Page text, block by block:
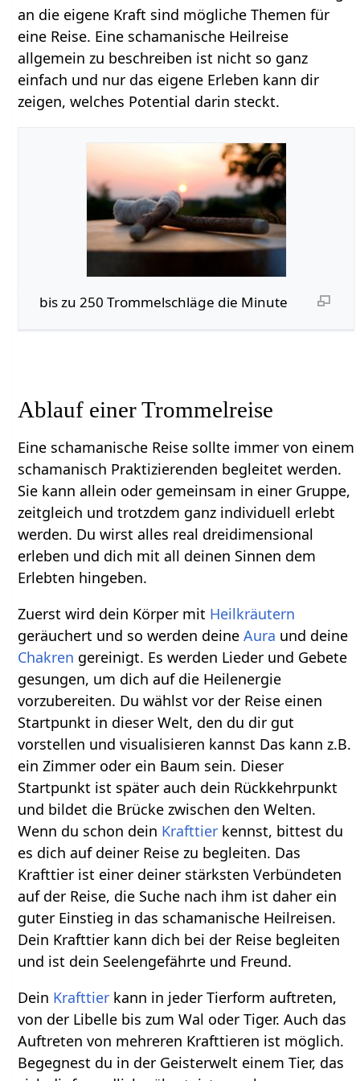
an die eigene Kraft sind mögliche Themen für
eine Reise. Eine schamanische Heilreise
allgemein zu beschreiben ist nicht so ganz
einfach und nur das eigene Erleben kann dir
zeigen, welches Potential darin steckt.
bis zu 250 Trommelschläge die Minute
Ablauf einer Trommelreise
Eine schamanische Reise sollte immer von einem
schamanisch Praktizierenden begleitet werden.
Sie kann allein oder gemeinsam in einer Gruppe,
zeitgleich und trotzdem ganz individuell erlebt
werden. Du wirst alles real dreidimensional
erleben und dich mit all deinen Sinnen dem
Erlebten hingeben.
Zuerst wird dein Körper mit Heilkräutern
geräuchert und so werden deineAura und deine
Chakren gereinigt. Es werden Lieder und Gebete
gesungen, um dich auf die Heilenergie
vorzubereiten. Du wählst vor der Reise einen
Startpunkt in dieser Welt, den du dir gut
vorstellen und visualisieren kannst Das kann z.B.
ein Zimmer oder ein Baum sein. Dieser
Startpunkt ist später auch dein Rückkehrpunkt
und bildet die Brücke zwischen den Welten.
Wenn du schon dein Krafttier kennst, bittest du
es dich auf deiner Reise zu begleiten. Das
Krafttier ist einer deiner stärksten Verbündeten
auf der Reise, die Suche nach ihm ist daher ein
guter Einstieg in das schamanische Heilreisen.
Dein Krafttier kann dich bei der Reise begleiten
und ist dein Seelengefährte und Freund.
Dein Krafttier kann in jeder Tierform auftreten,
von der Libelle bis zum Wal oder Tiger. Auch das
Auftreten von mehreren Krafttieren ist möglich.
Begegnest du in der Geisterwelt einem Tier, das